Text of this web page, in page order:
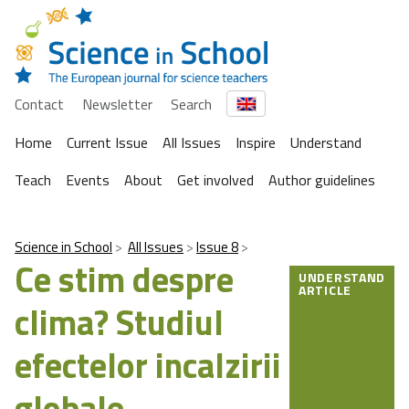
Contact Newsletter
Search
Home
Current Issue All Issues Inspire
Understand
Teach
Events About Get involved Author guidelines
Science in School All Issues Issue 8
Ce stim despre
clima? Studiul
efectelor incalzirii
UNDERSTAND
ARTICLE